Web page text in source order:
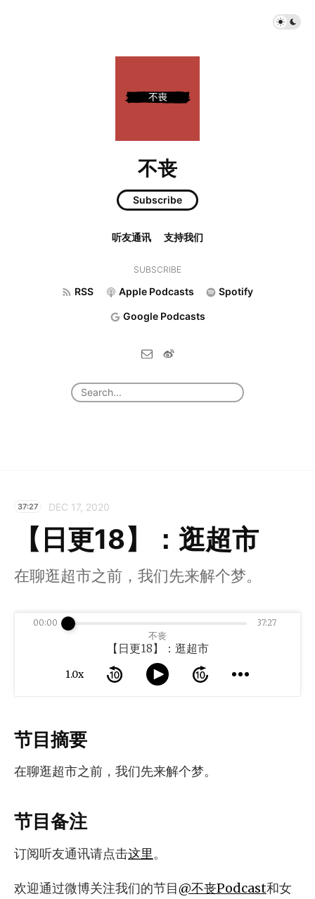
不丧
Subscribe
听友通讯 支持我们
SUBSCRIBE
RSS Apple Podcasts Spotify
Google Podcasts
37:27 DEC 17, 2020
【日更18】：逛超市
在聊逛超市之前，我们先来解个梦。
不丧
【日更18】：逛超市
1.0x
00:00 37:27
节目摘要
在聊逛超市之前，我们先来解个梦。
节目备注
订阅听友通讯请点击这里。
欢迎通过微博关注我们的节目@不丧Podcast和女